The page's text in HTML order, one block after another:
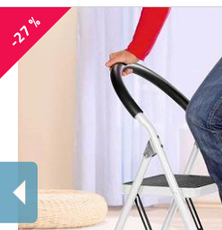
-27 %